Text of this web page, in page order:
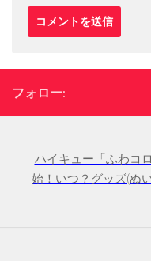
フォロー:
ハイキュー「ふわコ
始！いつ？グッズ(ぬ